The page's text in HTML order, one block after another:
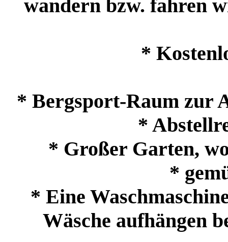
wandern bzw. fahren
*
* Bergsport-Raum zur
*
* Großer Garten,
*
* Eine
Wäsche aufhängen